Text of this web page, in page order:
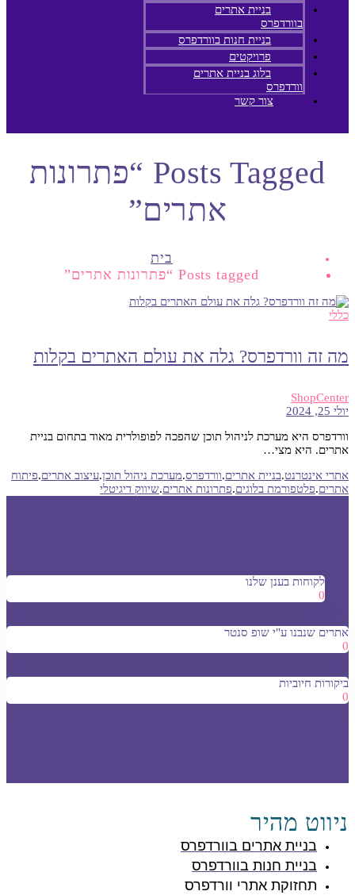
בניית אתרים
בוורדפרס
בניית חנות בוורדפרס
פרויקטים
בלוג בניית אתרים
וורדפרס
צור קשר
Posts Tagged “פתרונות
אתרים”
בית
Posts tagged “פתרונות אתרים”
כללי
מה זה וורדפרס? גלה את עולם האתרים בקלות
ShopCenter
יולי 25, 2024
וורדפרס היא מערכת לניהול תוכן שהפכה לפופולרית מאוד בתחום בניית
אתרים. היא מצי…
אתרי אינטרנט.בניית אתרים.וורדפרס.מערכת ניהול תוכן.עיצוב אתרים.פיתוח
אתרים.פלטפורמת בלוגים.פתרונות אתרים.שיווק דיגיטלי
לקוחות בענן שלנו
0
אתרים שנבנו ע"י שופ סנטר
0
ביקורות חיוביות
0
ניווט מהיר
בניית אתרים בוורדפרס
בניית חנות בוורדפרס
תחזוקת אתרי וורדפרס